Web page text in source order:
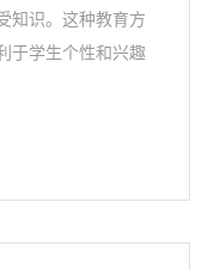
知识。这种教育方
于学生个性和兴趣